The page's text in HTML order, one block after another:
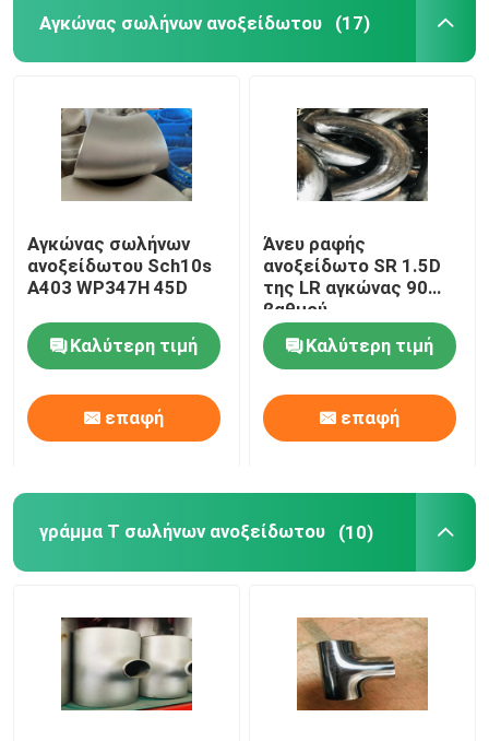
Προϊόντα
Γύρος εργοστασίων
Company News
Τοποθετήσεις σωληνώσεων ανοξείδωτου
φλάντζα σωλήνων ανοξείδωτου
Αγκώνας σωλήνων ανοξείδωτου
γράμμα Τ σωλήνων ανοξείδωτου
καλύμματα σωλήνων ανοξείδωτου
Τοποθέτηση σωληνώσεων υποδοχών
Αγκώνας σωλήνων ανοξείδωτου (17)
Αγκώνας σωλήνων
ανοξείδωτου Sch10s
A403 WP347H 45D
Καλύτερη τιμή
επαφή
Άνευ ραφής
ανοξείδωτο SR 1.5D
της LR αγκώνας 90
βαθμού
Καλύτερη τιμή
επαφή
γράμμα Τ σωλήνων ανοξείδωτου (10)